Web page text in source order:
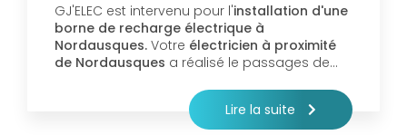
GJ'ELEC est intervenu pour l'installation d'une
borne de recharge électrique à
Nordausques. Votre électricien à proximité
de Nordausques a réalisé le passages de…
Lire la suite